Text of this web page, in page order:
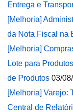
Entrega e
[Melhoria]
da Nota Fiscal na
[Melhoria]
Lote para
de Produtos 03/
[Melhoria] Varejo:
Central de